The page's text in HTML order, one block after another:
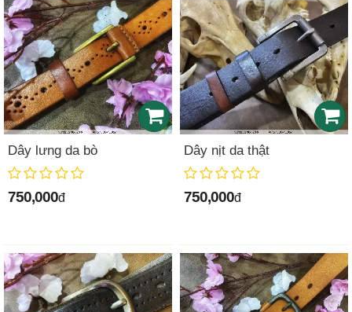
Dây lưng da bò
750,000đ
Dây nịt da thật
750,000đ